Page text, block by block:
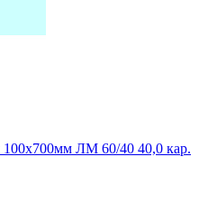
100х700мм ЛМ 60/40 40,0 кар.